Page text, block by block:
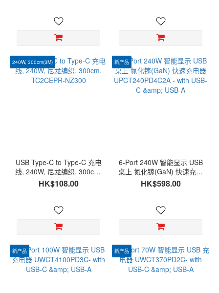
240W, 300cm(3M)
USB Type-C to Type-C 充电
线, 240W, 尼龙编织, 300cm,
TC2CEPR-NZ300
HK$108.00
新产品
6-Port 240W 智能显示 USB
桌上 氮化镓(GaN) 快速充电
器 UPCT240PD4C2A - with
USB-C & USB-A
HK$598.00
新产品 新产品